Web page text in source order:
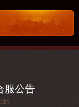
服公告